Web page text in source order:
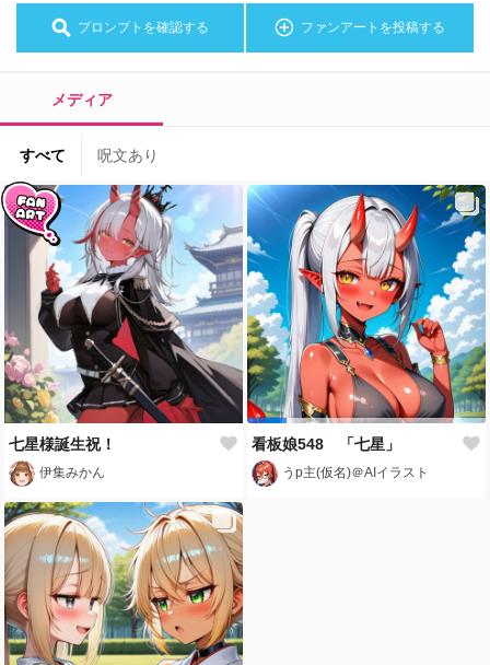
プロンプトを確認する ファンアートを投稿する
メディア
すべて 呪文あり
七星様誕生祝！
伊集みかん
看板娘548 「七星」
うp主(仮名)＠AIイラスト